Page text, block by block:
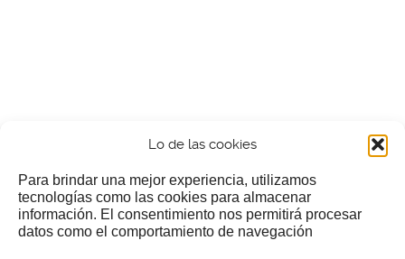
Lo de las cookies
Para brindar una mejor experiencia, utilizamos
tecnologías como las cookies para almacenar
información. El consentimiento nos permitirá procesar
datos como el comportamiento de navegación
¿Nos invitas a un cafecillo?